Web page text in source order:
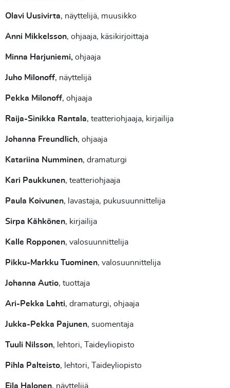
Olavi Uusivirta, näyttelijä, muusikko
Anni Mikkelsson, ohjaaja, käsikirjoittaja
Minna Harjuniemi, ohjaaja
Juho Milonoff, näyttelijä
Pekka Milonoff, ohjaaja
Raija-Sinikka Rantala, teatteriohjaaja, kirjailija
Johanna Freundlich, ohjaaja
Katariina Numminen, dramaturgi
Kari Paukkunen, teatteriohjaaja
Paula Koivunen, lavastaja, pukusuunnittelija
Sirpa Kähkönen, kirjailija
Kalle Ropponen, valosuunnittelija
Pikku-Markku Tuominen, valosuunnittelija
Johanna Autio, tuottaja
Ari-Pekka Lahti, dramaturgi, ohjaaja
Jukka-Pekka Pajunen, suomentaja
Tuuli Nilsson, lehtori, Taideyliopisto
Pihla Palteisto, lehtori, Taideyliopisto
Eila Halonen, näyttelijä